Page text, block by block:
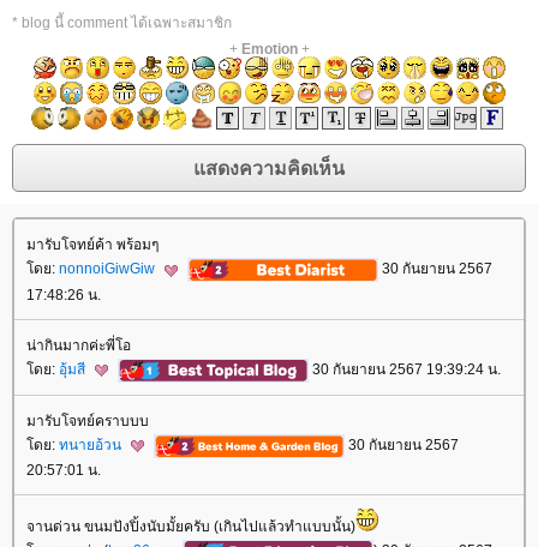
* blog นี้ comment ได้เฉพาะสมาชิก
+ Emotion+
มารับโจทย์ค้า พร้อมๆ
ดย: nonnoiGiwGiw
30 กันยายน 2567
17:48:26 น.
น่ากินมากค่ะพี่โอ
ดย: อุ้มสี 30 กันยายน 2567 19:39:24 น.
มารับโจทย์คราบบบ
ดย: ทนายอ้วน
30 กันยายน 2567
20:57:01 น.
จานด่วน ขนมปังปิ้งนับมั้ยครับ (เกินไปแล้วทำแบบนั้น)